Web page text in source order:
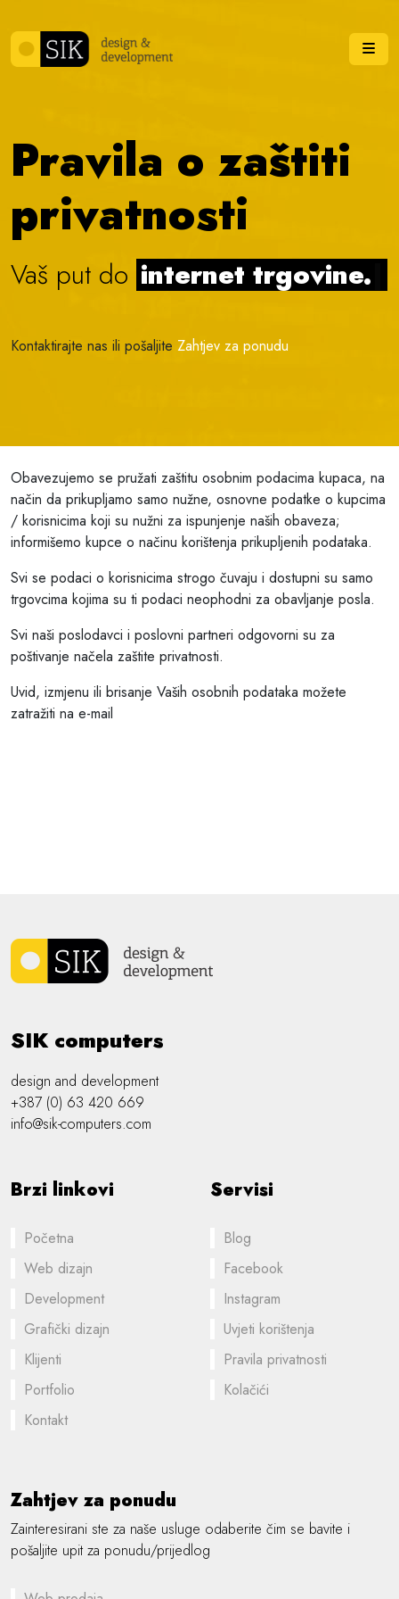
Pravila o zaštiti
privatnosti
Vaš put do internet trgovine.
Kontaktirajte nas ili pošaljite Zahtjev za ponudu
Obavezujemo se pružati zaštitu osobnim podacima kupaca, na
način da prikupljamo samo nužne, osnovne podatke o kupcima
/ korisnicima koji su nužni za ispunjenje naših obaveza;
informišemo kupce o načinu korištenja prikupljenih podataka.
Svi se podaci o korisnicima strogo čuvaju i dostupni su samo
trgovcima kojima su ti podaci neophodni za obavljanje posla.
Svi naši poslodavci i poslovni partneri odgovorni su za
poštivanje načela zaštite privatnosti.
Uvid, izmjenu ili brisanje Vaših osobnih podataka možete
zatražiti na e-mail
SIK computers
design and development
+387 (0) 63 420 669
info@sik-computers.com
Brzi linkovi
Početna
Web dizajn
Development
Grafički dizajn
Klijenti
Portfolio
Kontakt
Servisi
Blog
Facebook
Instagram
Uvjeti korištenja
Pravila privatnosti
Kolačići
Zahtjev za ponudu
Zainteresirani ste za naše usluge odaberite čim se bavite i
pošaljite upit za ponudu/prijedlog